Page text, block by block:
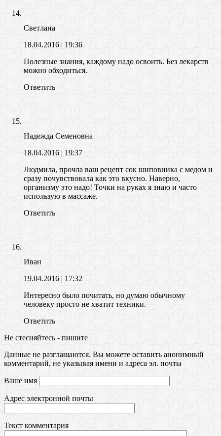
Светлана
18.04.2016 | 19:36
Полезные знания, каждому надо освоить. Без лекарств
можно обходиться.
Ответить
Надежда Семеновна
18.04.2016 | 19:37
Людмила, прочла ваш рецепт сок шиповника с медом и
сразу почувствовала как это вкусно. Наверно,
организму это надо! Точки на руках я знаю и часто
использую в массаже.
Ответить
Иван
19.04.2016 | 17:32
Интересно было почитать, но думаю обычному
человеку просто не хватит техники.
Ответить
Не стесняйтесь - пишите
Данные не разглашаются. Вы можете оставить анонимный
комментарий, не указывая имени и адреса эл. почты
Ваше имя
Адрес электронной почты
Текст комментария